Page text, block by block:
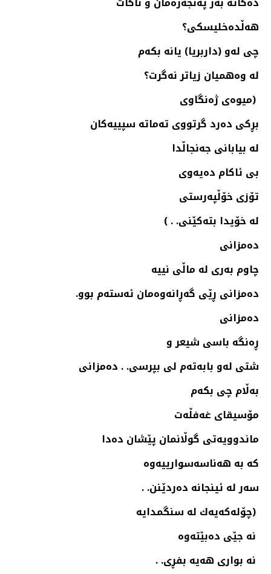
هه‌ڵده‌خلیسكی؟
چی له‌و (داربریا) یانه‌ بكه‌م
له‌ وه‌همیان زیاتر نه‌گرت؟
(میوه‌ی ژه‌نگاوی
بڕكی ده‌رد گرتووی ته‌ماته‌ سپییه‌كان
له‌ بیابانی جه‌نجاڵدا
بی ئاكام ده‌یه‌وی
تۆزی خۆڵپه‌رستی
له‌ خۆیدا بته‌كێنی. . )
ده‌مزانی
چاوم به‌ری له‌ ماڵی نییه‌
ده‌مزانی ڕێی گه‌ڕانه‌وه‌مان ئه‌سته‌م بوو.
ده‌مزانی
ڕه‌نگه‌ باسی شیعر و
شتی له‌و بابه‌ته‌م لی بپرسی. . ده‌مزانی
به‌ڵام چی بكه‌م
مۆسیقای غه‌فڵه‌ت
ماندوویه‌تی گوڵانمان پێشان ده‌دا
كه‌ به‌ هه‌ناسه‌سوارییه‌وه‌
سه‌ر له‌ ئینجانه‌ ده‌ردێنن. .
(چۆله‌كه‌یه‌ك له‌ سنگمدایه‌
نه‌ جێی ده‌بێته‌وه‌
نه‌ بواری هه‌یه‌ بفڕی. .